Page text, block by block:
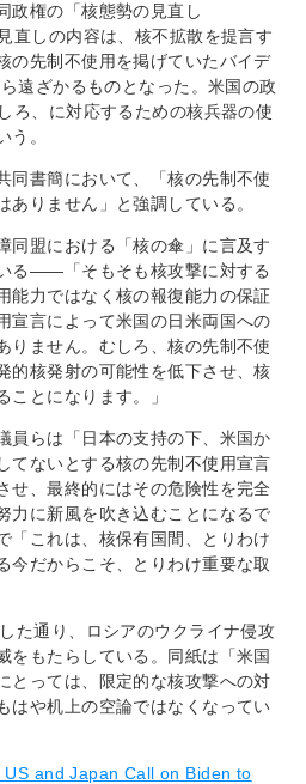
政権の「核態勢の見直し
直しの内容は、核不拡散を提言す
の先制不使用を掲げていたバイデ
遠ざかるものとなった。米国の政
ろ、に対応するための核兵器の使
う。
書簡において、「核の先制不使
ありません」と強調している。
盟における「核の傘」に言及す
る――「そもそも核攻撃に対する
能力ではなく核の報復能力の保証
宣言によって米国の日米両国への
りません。むしろ、核の先制不使
的核発射の可能性を低下させ、核
ことになります。」
らは「日本の支持の下、米国か
てないとする核の先制不使用宣言
せ、最終的にはその危険性を完全
力に新風を吹き込むことになるで
「これは、核保有国間、とりわけ
今だからこそ、とりわけ重要な取
た通り、ロシアのウクライナ侵攻
をもたらしている。同紙は「米国
とっては、限定的な核攻撃への対
はや机上の空論ではなくなってい
and Japan Call on Biden to